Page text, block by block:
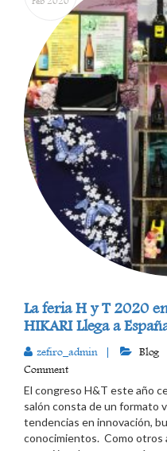
Feb 2020
La feria H y T 2020
HIKARI Llega a
zefiro_admin Blog
Comment
El congreso H&T este año
salón consta de un formato
tendencias en innovación,
conocimientos. Como otros